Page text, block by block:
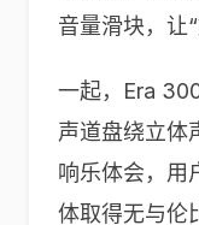
音量滑块，让
一起，Era
声道盘绕立体
响乐体会，用
体取得无与伦